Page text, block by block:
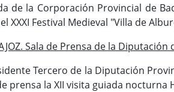
de la Corporación Provincial de
XXXI Festival Medieval "Villa de
Sala de Prensa de la Diputación
Tercero de la Diputación
prensa la XII visita guiada